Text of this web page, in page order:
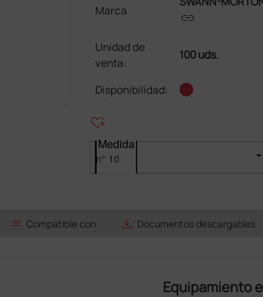
Marca link
Unidad de
venta:
100 uds.
Disponibilidad:
heart_plus
Medida
list Compatible con save_alt Documentos descargables
Equipamiento